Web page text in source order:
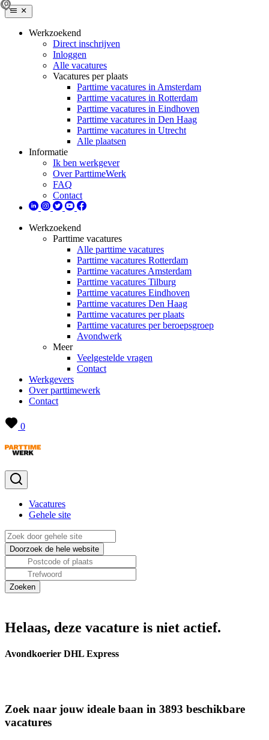
Werkzoekend
Direct inschrijven
Inloggen
Alle vacatures
Vacatures per plaats
Parttime vacatures in Amsterdam
Parttime vacatures in Rotterdam
Parttime vacatures in Eindhoven
Parttime vacatures in Den Haag
Parttime vacatures in Utrecht
Alle plaatsen
Informatie
Ik ben werkgever
Over ParttimeWerk
FAQ
Contact
Werkzoekend
Parttime vacatures
Alle parttime vacatures
Parttime vacatures Rotterdam
Parttime vacatures Amsterdam
Parttime vacatures Tilburg
Parttime vacatures Eindhoven
Parttime vacatures Den Haag
Parttime vacatures per plaats
Parttime vacatures per beroepsgroep
Avondwerk
Meer
Veelgestelde vragen
Contact
Werkgevers
Over parttimewerk
Contact
0
Vacatures
Gehele site
Helaas, deze vacature is niet actief.
Avondkoerier DHL Express
Zoek naar jouw ideale baan in 3893 beschikbare
vacatures